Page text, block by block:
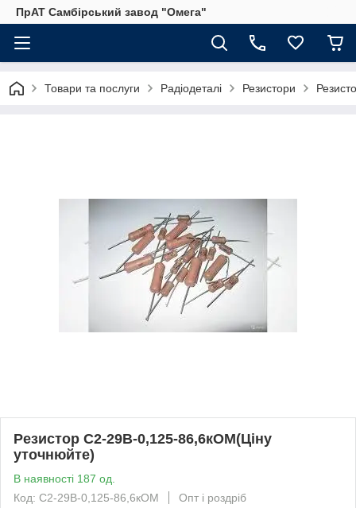
ПрАТ Самбірський завод "Омега"
Товари та послуги Радіодеталі Резистори
Резистор С2-29В-0,125-86,6кОМ(Ціну
уточнюйте)
В наявності 187 од.
Код: С2-29В-0,125-86,6кОМ
Опт і роздріб